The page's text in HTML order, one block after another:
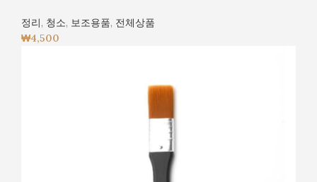
정리, 청소, 보조용품, 전체상품
₩4,500